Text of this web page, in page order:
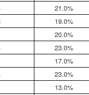
21.0%
19.0%
20.0%
23.0%
17.0%
23.0%
13.0%